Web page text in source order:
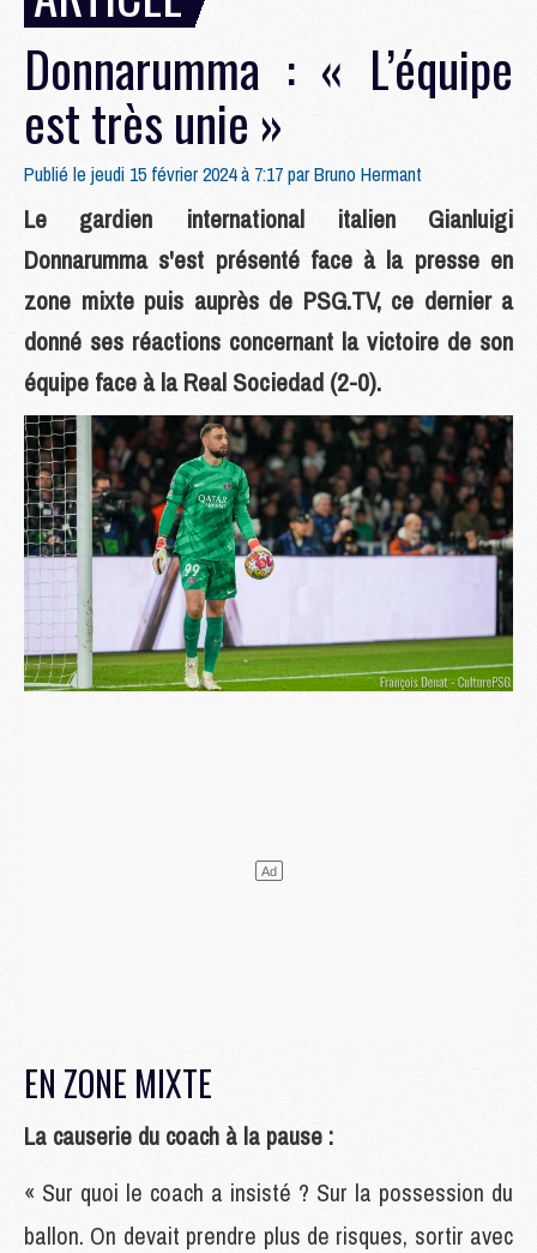
Donnarumma : « L’équipe
est très unie »
Publié le jeudi 15 février 2024 à 7:17 parBruno Hermant
Le gardien international italien Gianluigi
Donnarumma s'est présenté face à la presse en
zone mixte puis auprès de PSG.TV, ce dernier a
donné ses réactions concernant la victoire de son
équipe face à la Real Sociedad (2-0).
EN ZONE MIXTE
La causerie du coach à la pause :
« Sur quoi le coach a insisté ? Sur la possession du
ballon. On devait prendre plus de risques, sortir avec